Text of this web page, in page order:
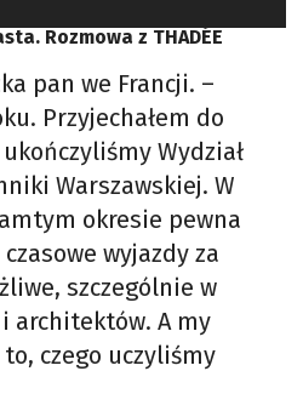
Rozmowa z THADÉE
pan we Francji. –
Przyjechałem do
Wydział
Warszawskiej. W
okresie pewna
wyjazdy za
szczególnie w
architektów. A my
czego uczyliśmy